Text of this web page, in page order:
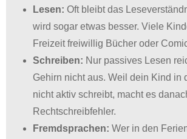
Lesen: Oft bleibt das
wird sogar etwas besser. Viele
Freizeit freiwillig Bücher oder
Schreiben: Nur passives Lesen
Gehirn nicht aus. Weil dein Kind in
nicht aktiv schreibt, macht es
Rechtschreibfehler.
Fremdsprachen: Wer in den